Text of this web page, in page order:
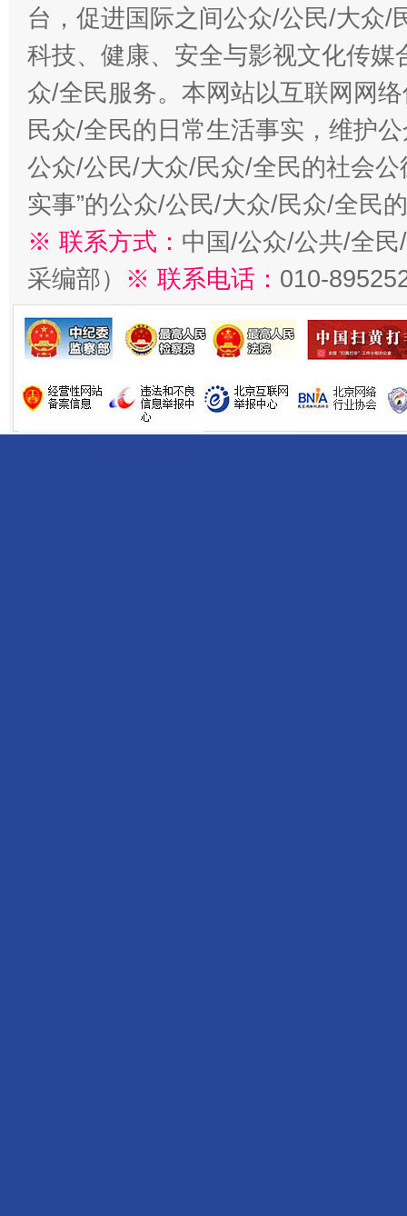
台，促进国际之间公众/公民/大众/
科技、健康、安全与影视文化传
众/全民服务。本网站以互联网网
民众/全民的日常生活事实，维护
公众/公民/大众/民众/全民的社会公
实事”的公众/公民/大众/民众/全民
※ 联系方式： 中国/公众/公共/全
采编部） ※ 联系电话： 010-